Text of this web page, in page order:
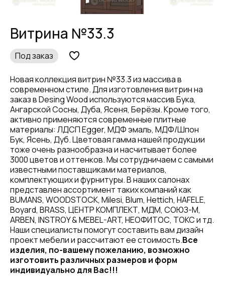
Витрина №33.3
Под заказ
Новая коллекция витрин №33.3 из массива в
современном стиле. Для изготовления витрин на
заказ в Desing Wood используются массив Бука,
Ангарской Сосны, Дуба, Ясеня, Берёзы. Кроме того,
активно применяются современные плитные
материалы: ЛДСП Egger, МДФ эмаль, МДФ/Шпон
Бук, Ясень, Дуб. Цветовая гамма нашей продукции
тоже очень разнообразна и насчитывает более
3000 цветов и оттенков. Мы сотрудничаем с самыми
известными поставщиками материалов,
комплектующих и фурнитуры. В наших салонах
представлен ассортимент таких компаний как
BUMANS, WOODSTOCK, Milesi, Blum, Hettich, HAFELE,
Boyard, BRASS, ЦЕНТР КОМПЛЕКТ, МДМ, СОЮЗ-М,
ARBEN, INSTROY & MEBEL-ART, НЕОФИТОС, ТОКС и тд.
Наши специалисты помогут составить вам дизайн
проект мебели и рассчитают ее стоимость.Все
изделия, по-вашему пожеланию, возможно
изготовить различных размеров и форм
индивидуально для Вас!!!